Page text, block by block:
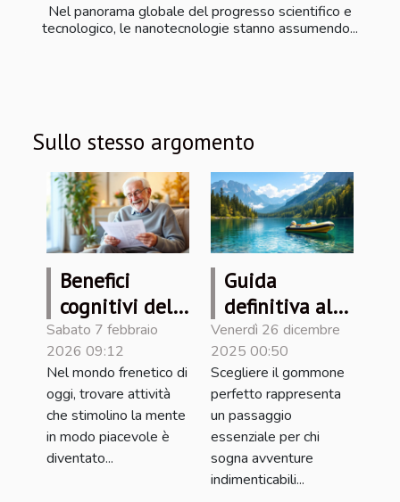
Nel panorama globale del progresso scientifico e
tecnologico, le nanotecnologie stanno assumendo...
Sullo stesso argomento
Benefici
cognitivi del
quotidiano
gioco con le
parole
incrociate
Sabato 7 febbraio
2026 09:12
Nel mondo frenetico di
oggi, trovare attività
che stimolino la mente
in modo piacevole è
diventato...
Guida
definitiva alla
scelta del
gommone
perfetto per
le tue
avventure
Venerdì 26 dicembre
2025 00:50
Scegliere il gommone
perfetto rappresenta
un passaggio
essenziale per chi
sogna avventure
indimenticabili...